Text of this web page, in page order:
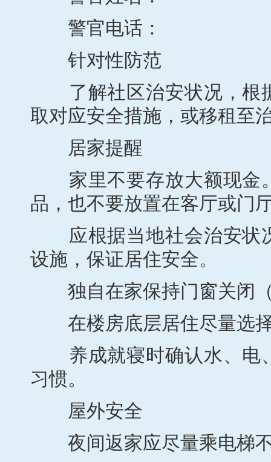
警官电话：
针对性防范
了解社区治安状况，根
取对应安全措施，或移租至
居家提醒
家里不要存放大额现金
品，也不要放置在客厅或门
应根据当地社会治安状
设施，保证居住安全。
独自在家保持门窗关闭
在楼房底层居住尽量选
养成就寝时确认水、电
习惯。
屋外安全
夜间返家应尽量乘电梯